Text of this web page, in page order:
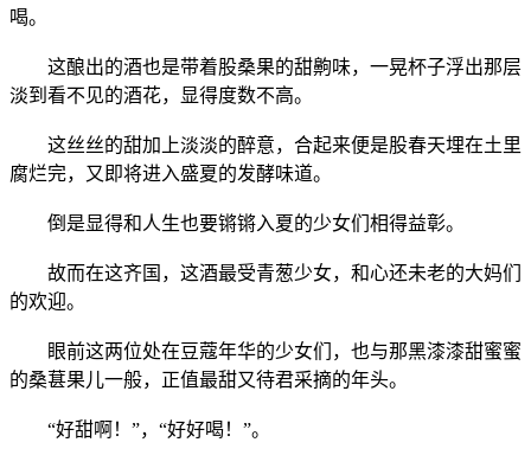
喝。
这酿出的酒也是带着股桑果的甜齁味，一晃杯子浮出那层
淡到看不见的酒花，显得度数不高。
这丝丝的甜加上淡淡的醉意，合起来便是股春天埋在土里
腐烂完，又即将进入盛夏的发酵味道。
倒是显得和人生也要锵锵入夏的少女们相得益彰。
故而在这齐国，这酒最受青葱少女，和心还未老的大妈们
的欢迎。
眼前这两位处在豆蔻年华的少女们，也与那黑漆漆甜蜜蜜
的桑葚果儿一般，正值最甜又待君采摘的年头。
“好甜啊！”，“好好喝！”。